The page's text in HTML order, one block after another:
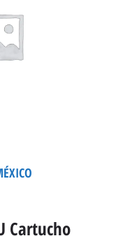
Cartucho